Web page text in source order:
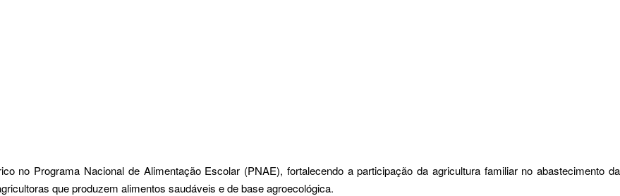
no Programa Nacional de Alimentação Escolar (PNAE), fortalecendo a participação da agricultura familiar no abastecimento da
que produzem alimentos saudáveis e de base agroecológica.